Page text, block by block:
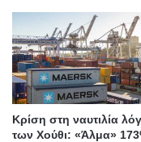
Κρίση στη ναυτιλία
των Χούθι: «Άλμα»